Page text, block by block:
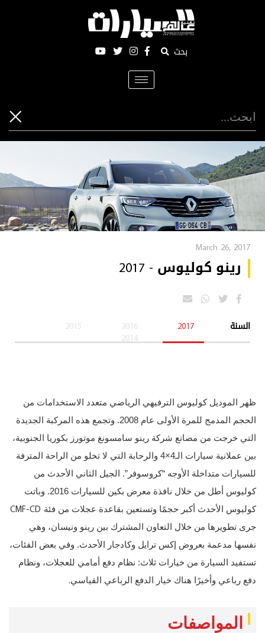
بحث
Toggle
navigation
March 26, 2017
رينو كوليوس - 2017
السنة 2017
2016
2015
2014
ظهر الموديل كوليوس الترفيهي الرياضي متعدد الاستخدامات من
الحجم المدمج للمرة الأولى عام 2008. وتجمع هذه المركبة الجديدة
التي خرجت من مصانع شركة رينو سامسونغ موتورز بكوريا الجنوبية،
بين عملانية سيارات الـ4×4 والرحابة التي لا تخلو من الراحة المترفة
للسيارات متداخلة الأوجه “كروسوفر”. الجيل الثاني الأحدث من
كوليوس أطل من خلال نافذة معرض بكين للسيارات 2016. وباتت
كوليوس الأحدث أكبر حجمًا وتستعين بقاعدة عجلات من فئة
جرى تطويرها من خلال التعاون المشترك بين رينو ونيسان، وهي
نفسها مدعمة بعروض إكس ترايل وكادجار الأحدث. وفي بعض الفئات،
تستفيد السيارة من خيارات ثلاث: نظام دفع أمامي للعجلات، ونظام
دفع رباعي وأخيرًا هناك خيار الدفع الرباعي القياسي.
المواصفات